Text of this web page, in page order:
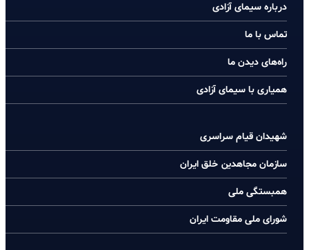
درباره سیمای آزادی
تماس با ما
راه‌های دیدن ما
همیاری با سیمای آزادی
شهیدان قیام سراسری
سازمان مجاهدین خلق ایران
همبستگی ملی
شورای ملی مقاومت ایران